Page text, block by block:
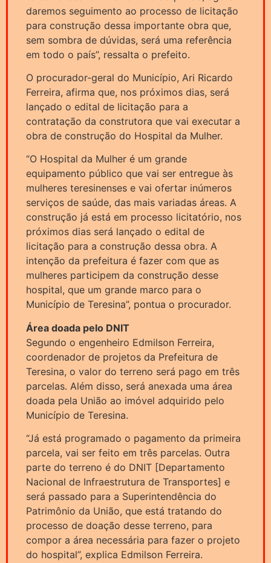
daremos seguimento ao processo de licitação
para construção dessa importante obra que,
sem sombra de dúvidas, será uma referência
em todo o país”, ressalta o prefeito.
O procurador-geral do Município, Ari Ricardo
Ferreira, afirma que, nos próximos dias, será
lançado o edital de licitação para a
contratação da construtora que vai executar a
obra de construção do Hospital da Mulher.
“O Hospital da Mulher é um grande
equipamento público que vai ser entregue às
mulheres teresinenses e vai ofertar inúmeros
serviços de saúde, das mais variadas áreas. A
construção já está em processo licitatório, nos
próximos dias será lançado o edital de
licitação para a construção dessa obra. A
intenção da prefeitura é fazer com que as
mulheres participem da construção desse
hospital, que um grande marco para o
Município de Teresina”, pontua o procurador.
Área doada pelo DNIT
Segundo o engenheiro Edmilson Ferreira,
coordenador de projetos da Prefeitura de
Teresina, o valor do terreno será pago em três
parcelas. Além disso, será anexada uma área
doada pela União ao imóvel adquirido pelo
Município de Teresina.
“Já está programado o pagamento da primeira
parcela, vai ser feito em três parcelas. Outra
parte do terreno é do DNIT [Departamento
Nacional de Infraestrutura de Transportes] e
será passado para a Superintendência do
Patrimônio da União, que está tratando do
processo de doação desse terreno, para
compor a área necessária para fazer o projeto
do hospital”, explica Edmilson Ferreira.